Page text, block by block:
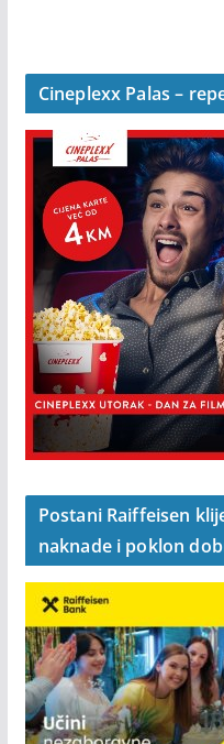
Cineplexx Palas –
Postani Raiffeisen
naknade i poklon